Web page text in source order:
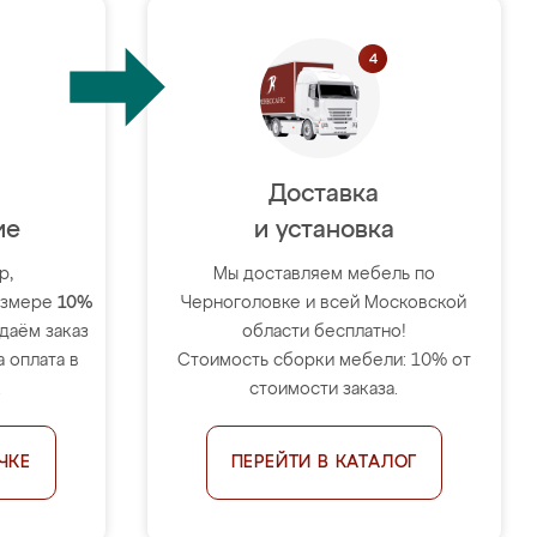
10%
заказ
оплата в
Доставка
и установка
Мы доставляем мебель по
Черноголовке и всей Московской
области бесплатно!
Стоимость сборки мебели: 10% от
стоимости заказа.
ПЕРЕЙТИ В КАТАЛОГ